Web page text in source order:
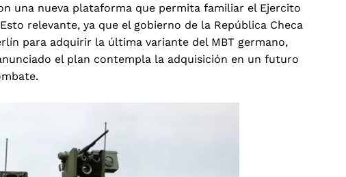
una nueva plataforma que permita familiar el Ejercito
relevante, ya que el gobierno de la República Checa
para adquirir la última variante del MBT germano,
el plan contempla la adquisición en un futuro